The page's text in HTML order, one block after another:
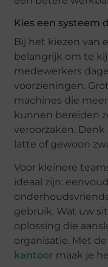
Kies een systeem
Bij het kiezen van
belangrijk om te
medewerkers
voorzieningen.
machines die
kunnen bereiden
veroorzaken. Denk
latte of gewoon
Voor kleinere
ideaal zijn:
gebruik. Wat uw
oplossing die
organisatie. Met
kantoor maak je